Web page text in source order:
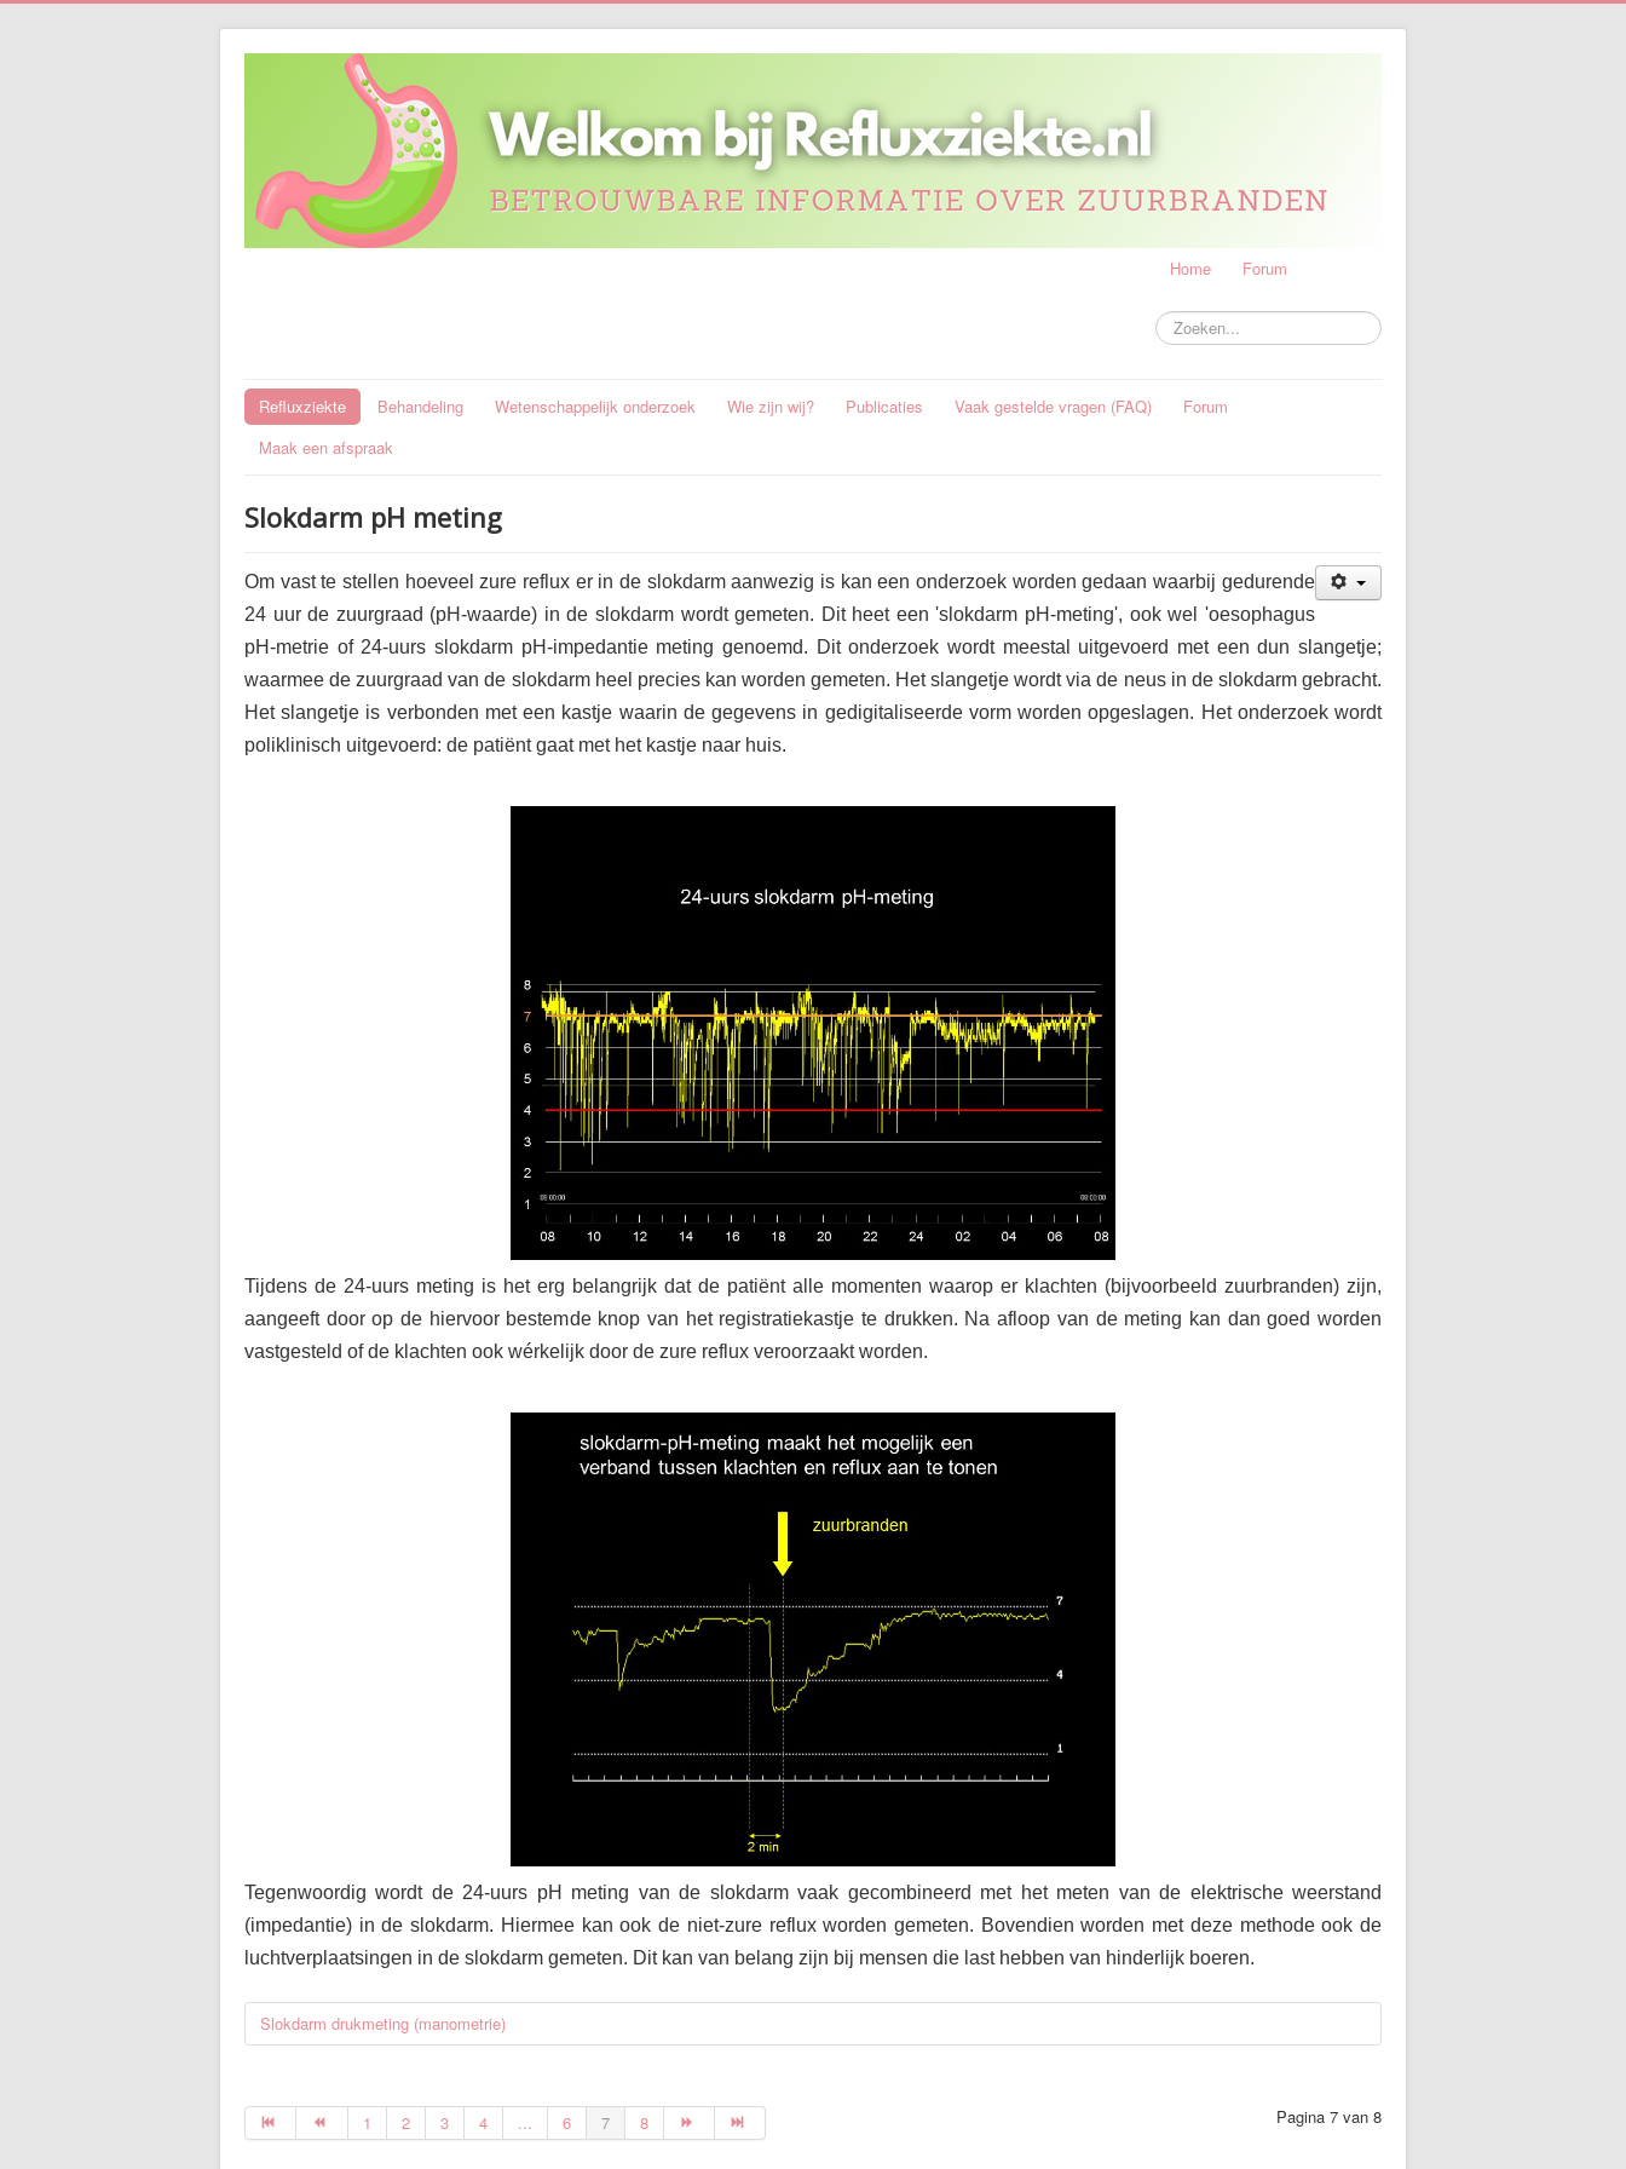
Home Forum
Zoeken...
Refluxziekte Behandeling Wetenschappelijk onderzoek Wie zijn wij? Publicaties Vaak gestelde vragen (FAQ)
Forum
Maak een afspraak
Slokdarm pH meting
Om vast te stellen hoeveel zure reflux er in de slokdarm aanwezig is kan een onderzoek worden gedaan waarbij gedurende
24 uur de zuurgraad (pH-waarde) in de slokdarm wordt gemeten. Dit heet een 'slokdarm pH-meting', ook wel 'oesophagus
pH-metrie of 24-uurs slokdarm pH-impedantie meting genoemd. Dit onderzoek wordt meestal uitgevoerd met een dun slangetje;
waarmee de zuurgraad van de slokdarm heel precies kan worden gemeten. Het slangetje wordt via de neus in de slokdarm gebracht.
Het slangetje is verbonden met een kastje waarin de gegevens in gedigitaliseerde vorm worden opgeslagen. Het onderzoek wordt
poliklinisch uitgevoerd: de patiënt gaat met het kastje naar huis.
Tijdens de 24-uurs meting is het erg belangrijk dat de patiënt alle momenten waarop er klachten (bijvoorbeeld zuurbranden) zijn,
aangeeft door op de hiervoor bestemde knop van het registratiekastje te drukken. Na afloop van de meting kan dan goed worden
vastgesteld of de klachten ook wérkelijk door de zure reflux veroorzaakt worden.
Tegenwoordig wordt de 24-uurs pH meting van de slokdarm vaak gecombineerd met het meten van de elektrische weerstand
(impedantie) in de slokdarm. Hiermee kan ook de niet-zure reflux worden gemeten. Bovendien worden met deze methode ook de
luchtverplaatsingen in de slokdarm gemeten. Dit kan van belang zijn bij mensen die last hebben van hinderlijk boeren.
Slokdarm drukmeting (manometrie)
Pagina 7 van 8
1 2 3 4 ... 6 7 8